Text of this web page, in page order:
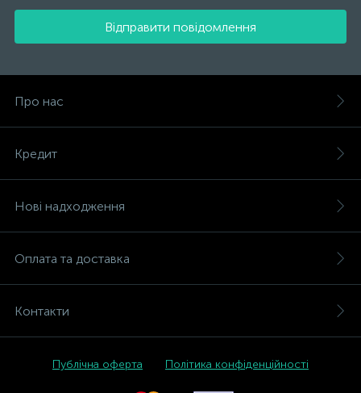
Відправити повідомлення
Про нас
Кредит
Нові надходження
Оплата та доставка
Контакти
Публічна оферта Політика конфіденційності